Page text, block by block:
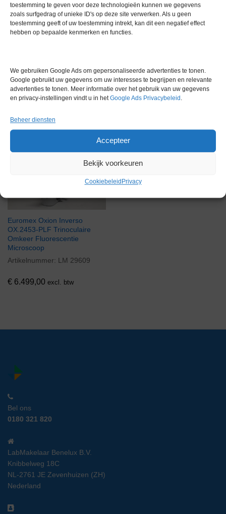
toestemming te geven voor deze technologieën kunnen we gegevens
zoals surfgedrag of unieke ID's op deze site verwerken. Als u geen
toestemming geeft of uw toestemming intrekt, kan dit een negatief effect
hebben op bepaalde kenmerken en functies.
We gebruiken Google Ads om gepersonaliseerde advertenties te tonen.
Google gebruikt uw gegevens om uw interesses te begrijpen en relevante
advertenties te tonen. Meer informatie over het gebruik van uw gegevens
en privacy-instellingen vindt u in hetGoogle Ads Privacybeleid .
Beheer diensten
Accepteer
Bekijk voorkeuren
Cookiebeleid Privacy
Conditie Gebruikt in goede conditie
Merk Olympus
Gerelateerde producten
Voorraad
Euromex Oxion Inverso
OX.2453-PLF Trinoculaire
Omkeer Fluorescentie
Microscoop
Artikelnummer: LM 29609
€ 6.499,00 excl. btw
Bel ons
0180 321 820
LabMakelaar Benelux B.V.
Knibbelweg 18C
NL-2761 JE Zevenhuizen (ZH)
Nederland